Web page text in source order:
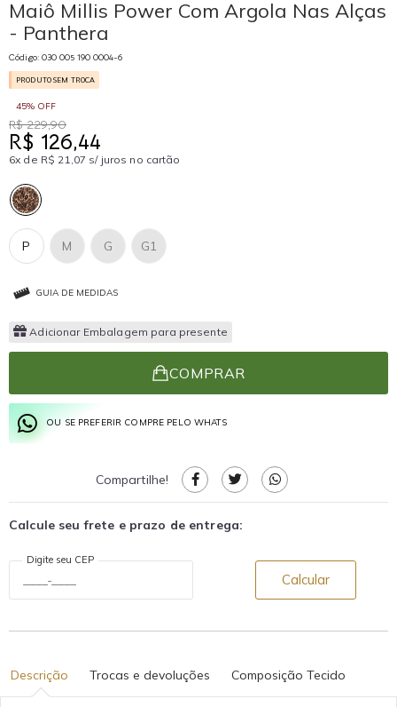
Maiô Millis Power Com Argola Nas Alças
- Panthera
Código: 030 005 190 0004-6
PRODUTO SEM TROCA
45% OFF
R$ 229,90
R$ 126,44
6x de R$ 21,07 s/ juros no cartão
G G1
M
P
GUIA DE MEDIDAS
Adicionar Embalagem para presente
COMPRAR
OU SE PREFERIR COMPRE PELO WHATS
Compartilhe!
Calcule seu frete e prazo de entrega:
Digite seu CEP
Calcular
Descrição Trocas e devoluções Composição Tecido